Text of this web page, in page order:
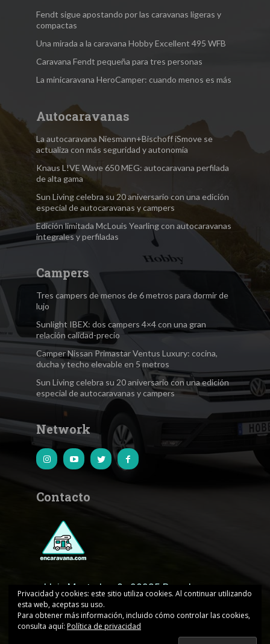
Fendt sigue apostando por las caravanas ligeras y
compactas
Una mirada a la caravana Hobby Excellent 495 WFB
Caravana Fendt pequeña para tres personas
La minicaravana HeroCamper: cuando menos es más
Autocaravanas
La autocaravana Niesmann+Bischoff iSmove se
actualiza con más seguridad y autonomía
Knaus L!VE Wave 650 MEG: autocaravana perfilada
de alta gama
Sun Living celebra su 20 aniversario con una edición
especial de autocaravanas y campers
Edición limitada McLouis Yearling con autocaravanas
integrales y perfiladas
Campers
Tres campers de menos de 6 metros para dormir de
lujo
Sunlight IBEX: dos campers 4×4 con una gran
relación calidad-precio
Camper Nissan Primastar Ventus Luxury: cocina,
ducha y techo elevable en 5 metros
Sun Living celebra su 20 aniversario con una edición
especial de autocaravanas y campers
Network
Contacto
c.Lluis Muntadas, 8 · 08035 Barcelona
encaravana@edicionesjd.com
Privacidad y cookies: este sitio utiliza cookies. Al continuar utilizando
esta web, aceptas su uso.
Para obtener más información, incluido cómo controlar las cookies,
consulta aquí: Política de privacidad